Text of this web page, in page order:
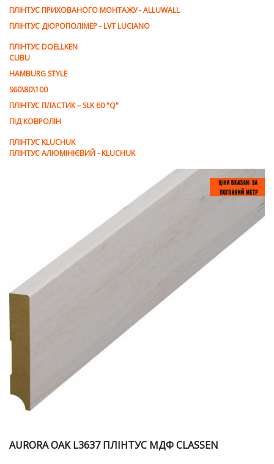
ПЛІНТУС ПРИХОВАНОГО МОНТАЖУ - ALLUWALL
ПЛІНТУС ДЮРОПОЛІМЕР - LVT LUCIANO
ПЛІНТУС DOELLKEN
CUBU
HAMBURG STYLE
S60\80\100
ПЛІНТУС ПЛАСТИК – SLK 60 "Q"
ПІД КОВРОЛІН
ПЛІНТУС KLUCHUK
ПЛІНТУС АЛЮМІНІЄВИЙ - KLUCHUK
AURORA OAK L3637 ПЛІНТУС МДФ CLASSEN